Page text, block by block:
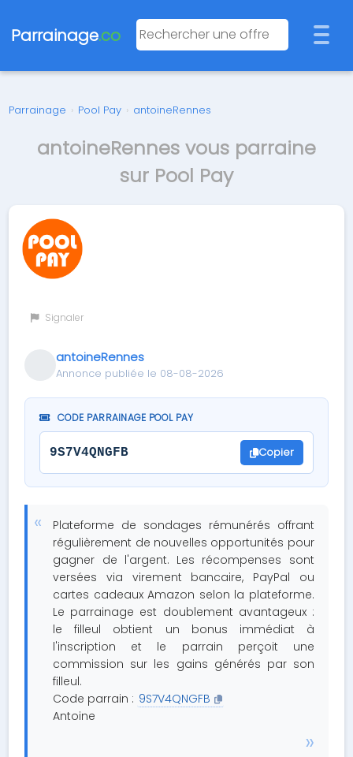
Parrainage.co
Parrainage › Pool Pay › antoineRennes
antoineRennes vous parraine
sur Pool Pay
Signaler
antoineRennes
Annonce publiée le 08-08-2026
CODE PARRAINAGE POOL PAY
9S7V4QNGFB Copier
Plateforme de sondages rémunérés offrant
régulièrement de nouvelles opportunités pour
gagner de l'argent. Les récompenses sont
versées via virement bancaire, PayPal ou
cartes cadeaux Amazon selon la plateforme.
Le parrainage est doublement avantageux :
le filleul obtient un bonus immédiat à
l'inscription et le parrain perçoit une
commission sur les gains générés par son
filleul.
Code parrain : 9S7V4QNGFB
Antoine